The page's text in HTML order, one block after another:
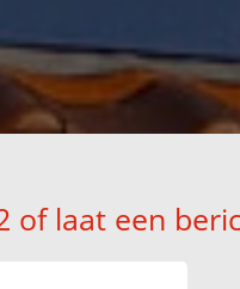
of laat een